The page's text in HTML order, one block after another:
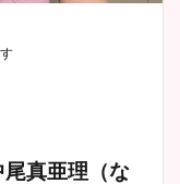
尾真亜理（な